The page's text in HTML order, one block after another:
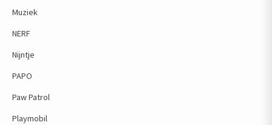
Muziek
NERF
Nijntje
PAPO
Paw Patrol
Playmobil